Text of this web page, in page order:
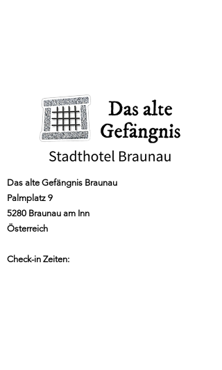
Das alte Gefängnis Braunau
Palmplatz 9
5280 Braunau am Inn
Österreich
Check-in Zeiten: